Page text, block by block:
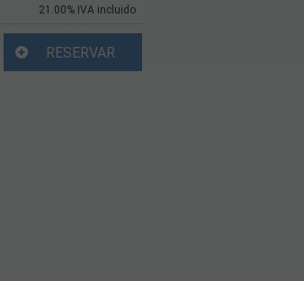
21.00% IVA incluido
RESERVAR